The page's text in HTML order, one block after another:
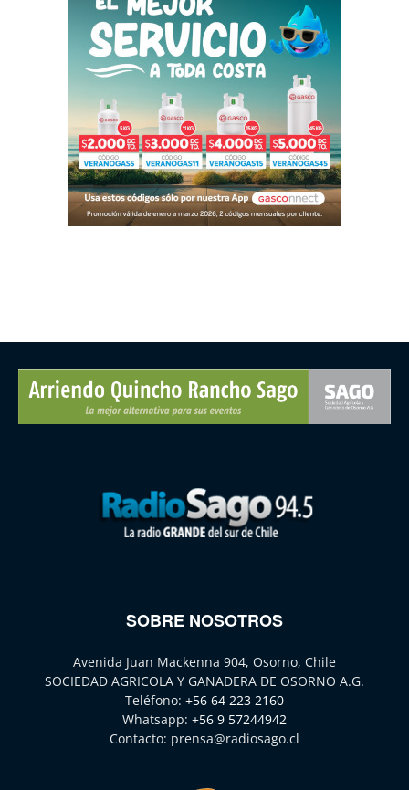
SOBRE NOSOTROS
Avenida Juan Mackenna 904, Osorno, Chile
SOCIEDAD AGRICOLA Y GANADERA DE OSORNO A.G.
Teléfono: +56 64 223 2160
Whatsapp: +56 9 57244942
Contacto: prensa@radiosago.cl